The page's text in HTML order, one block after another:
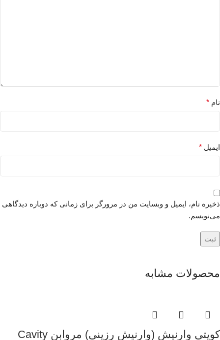
نام *
ایمیل *
ذخیره نام، ایمیل و وبسایت من در مرورگر برای زمانی که دوباره دیدگاهی
می‌نویسم.
محصولات مشابه
کویتی وارنیش (وارنیش رزینی) مروابن Cavity